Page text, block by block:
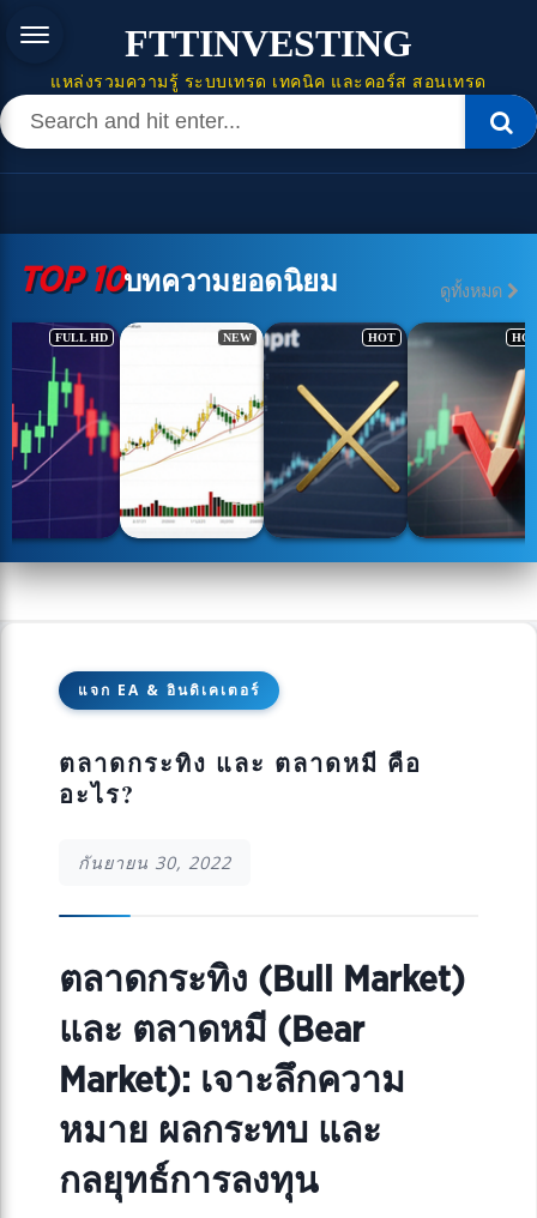
FTTINVESTING
แหล่งรวมความรู้ ระบบเทรด เทคนิค และคอร์ส สอนเทรด
TOP 10บทความยอดนิยม ดูทั้งหมด
FULL HD NEW HOT
แจก EA & อินดิเคเตอร์
ตลาดกระทิง และ ตลาดหมี คือ
อะไร?
กันยายน 30, 2022
ตลาดกระทิง (Bull Market)
และ ตลาดหมี (Bear
Market): เจาะลึกความ
หมาย ผลกระทบ และ
กลยุทธ์การลงทุน